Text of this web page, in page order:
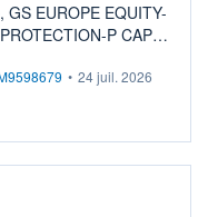
EUROPE EQUITY-
P CAP
...
• 24 juil. 2026